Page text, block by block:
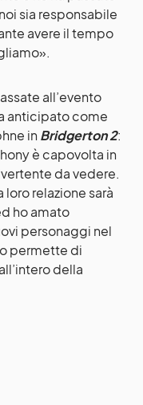
sia responsabile
avere il tempo
all’evento
anticipato come
in Bridgerton 2:
è capovolta in
da vedere.
relazione sarà
ho amato
personaggi nel
permette di
della